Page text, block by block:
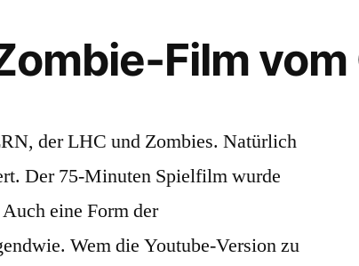
Film vom
der LHC und Zombies. Natürlich
Der 75-Minuten Spielfilm wurde
eine Form der
Wem die Youtube-Version zu